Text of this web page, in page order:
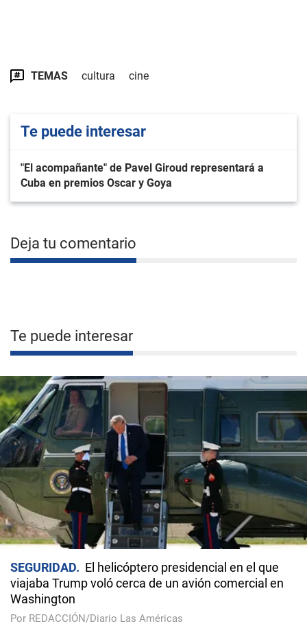
TEMAS cultura cine
Te puede interesar
"El acompañante" de Pavel Giroud representará a
Cuba en premios Oscar y Goya
Deja tu comentario
Te puede interesar
SEGURIDAD
El helicóptero presidencial en el que
viajaba Trump voló cerca de un avión comercial en
Washington
Por REDACCIÓN/Diario Las Américas